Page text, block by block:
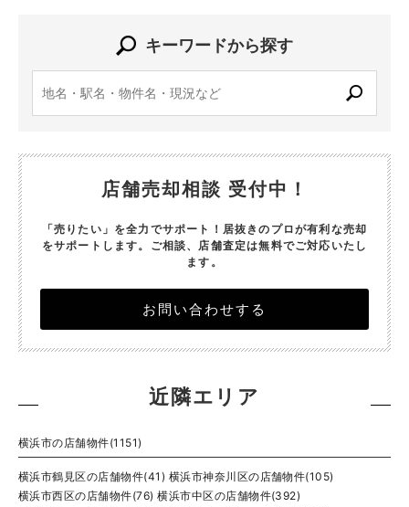
キーワードから探す
店舗売却相談 受付中！
「売りたい」を全力でサポート！居抜きのプロが有利な売却
をサポートします。 ご相談、店舗査定は無料でご対応いたし
ます。
お問い合わせする
近隣エリア
横浜市の店舗物件(1151)
横浜市鶴見区の店舗物件(41) 横浜市神奈川区の店舗物件(105)
横浜市西区の店舗物件(76) 横浜市中区の店舗物件(392)